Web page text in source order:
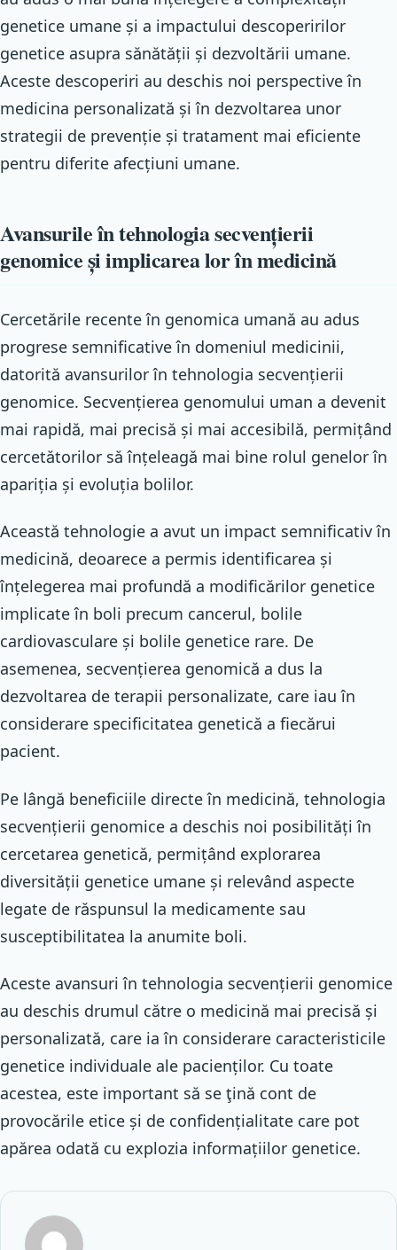
genetice umane și a impactului descoperirilor
genetice asupra sănătății și dezvoltării umane.
Aceste descoperiri au deschis noi perspective în
medicina personalizată și în dezvoltarea unor
strategii de prevenție și tratament mai eficiente
pentru diferite afecțiuni umane.
Avansurile în tehnologia secvențierii
genomice și implicarea lor în medicină
Cercetările recente în genomica umană au adus
progrese semnificative în domeniul medicinii,
datorită avansurilor în tehnologia secvențierii
genomice. Secvențierea genomului uman a devenit
mai rapidă, mai precisă și mai accesibilă, permițând
cercetătorilor să înțeleagă mai bine rolul genelor în
apariția și evoluția bolilor.
Această tehnologie a avut un impact semnificativ în
medicină, deoarece a permis identificarea și
înțelegerea mai profundă a modificărilor genetice
implicate în boli precum cancerul, bolile
cardiovasculare și bolile genetice rare. De
asemenea, secvențierea genomică a dus la
dezvoltarea de terapii personalizate, care iau în
considerare specificitatea genetică a fiecărui
pacient.
Pe lângă beneficiile directe în medicină, tehnologia
secvențierii genomice a deschis noi posibilități în
cercetarea genetică, permițând explorarea
diversității genetice umane și relevând aspecte
legate de răspunsul la medicamente sau
susceptibilitatea la anumite boli.
Aceste avansuri în tehnologia secvențierii genomice
au deschis drumul către o medicină mai precisă și
personalizată, care ia în considerare caracteristicile
genetice individuale ale pacienților. Cu toate
acestea, este important să se ţină cont de
provocările etice și de confidențialitate care pot
apărea odată cu explozia informațiilor genetice.